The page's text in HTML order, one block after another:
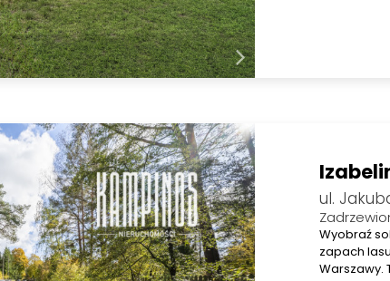
ul.
Wyobraź
zapach
Warszawy.